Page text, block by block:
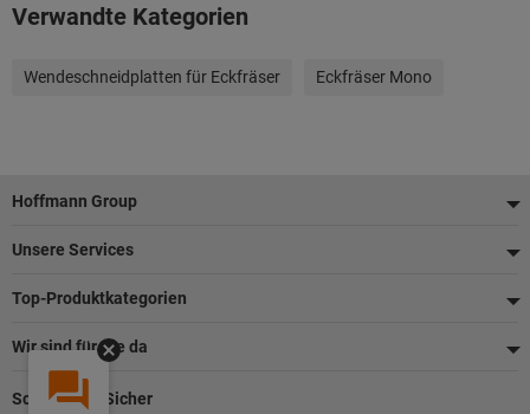
Verwandte Kategorien
Wendeschneidplatten für Eckfräser Eckfräser Mono
Fußzeile
Hoffmann Group
Unsere Services
Top-Produktkategorien
Wir sind für Sie da
Schnell und Sicher